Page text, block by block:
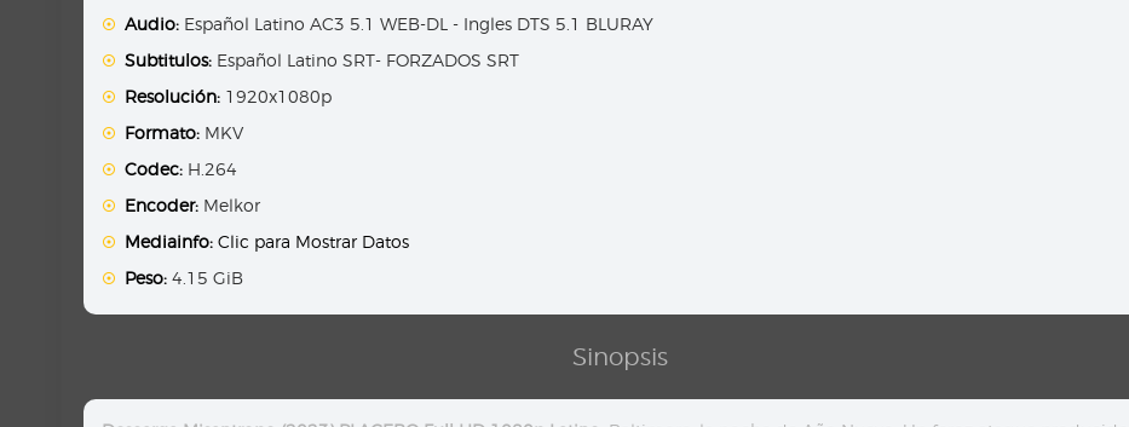
Audio: Español Latino AC3 5.1 WEB-DL - Ingles DTS 5.1 BLURAY
Subtitulos: Español Latino SRT- FORZADOS SRT
Resolución: 1920x1080p
Formato: MKV
Codec: H.264
Encoder: Melkor
Mediainfo: Clic para Mostrar Datos
Peso: 4.15 GiB
Sinopsis